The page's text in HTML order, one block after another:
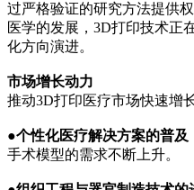
过严格验证的研究方法提供
医学的发展，3D打印技术正
化方向演进。
市场增长动力
推动3D打印医疗市场快速增
●个性化医疗解决方案的普及
手术模型的需求不断上升。